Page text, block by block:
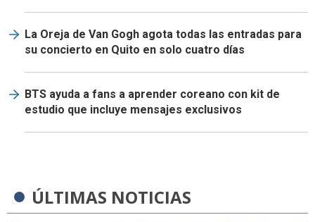
La Oreja de Van Gogh agota todas las entradas para
su concierto en Quito en solo cuatro días
BTS ayuda a fans a aprender coreano con kit de
estudio que incluye mensajes exclusivos
ÚLTIMAS NOTICIAS